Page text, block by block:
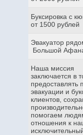
Буксировка с
от 1500 рублей
Эвакуатор
Большой
Наша миссия
заключается в
эвакуации и
клиентов,
помогаем
отношения к